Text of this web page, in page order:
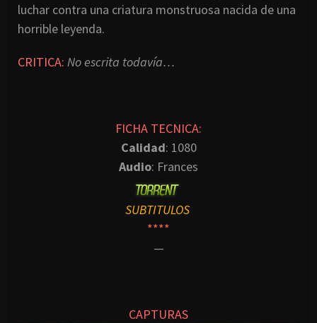
luchar contra una criatura monstruosa nacida de una
horrible leyenda.
CRITICA: No escrita todavía…
FICHA TECNICA:
Calidad: 1080
Audio: Frances
SUBTITULOS
****
—
CAPTURAS